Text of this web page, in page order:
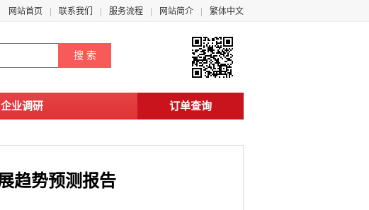
网站首页 联系我们 服务流程 网站简介 繁体中文
企业调研 订单查询
趋势预测报告